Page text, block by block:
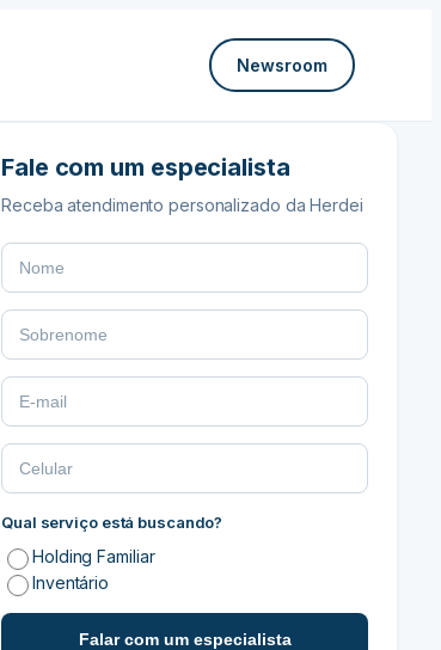
Newsroom
Fale com um especialista
Receba atendimento personalizado da Herdei
Qual serviço está buscando?
Holding Familiar
Inventário
Falar com um especialista